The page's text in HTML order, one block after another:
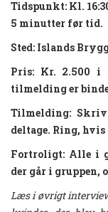
Tidspunkt: Kl.
5 minutter før tid.
Sted: Islands
Pris: Kr. 2.500 i
tilmelding er
Tilmelding:
deltage. Ring,
Fortroligt: Alle i
der går i gruppen,
Læs i øvrigt